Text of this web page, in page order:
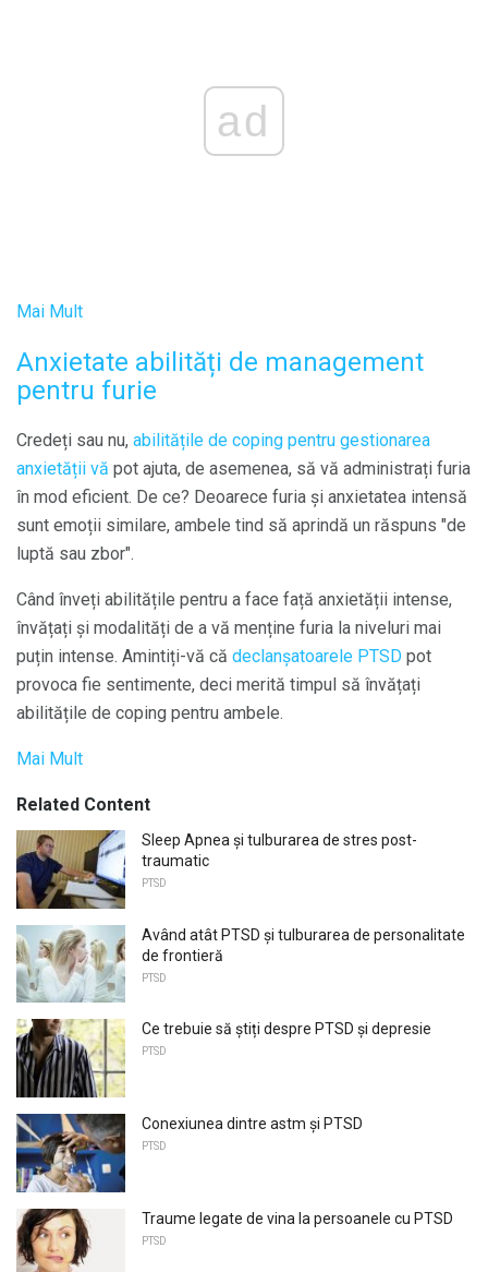
ad
Mai Mult
Anxietate abilități de management
pentru furie
Credeți sau nu, abilitățile de coping pentru gestionarea
anxietății vă pot ajuta, de asemenea, să vă administrați furia
în mod eficient. De ce? Deoarece furia și anxietatea intensă
sunt emoții similare, ambele tind să aprindă un răspuns "de
luptă sau zbor".
Când înveți abilitățile pentru a face față anxietății intense,
învățați și modalități de a vă menține furia la niveluri mai
puțin intense. Amintiți-vă că declanșatoarele PTSD pot
provoca fie sentimente, deci merită timpul să învățați
abilitățile de coping pentru ambele.
Mai Mult
Related Content
Sleep Apnea și tulburarea de stres post-
traumatic
PTSD
Având atât PTSD și tulburarea de personalitate
de frontieră
PTSD
Ce trebuie să știți despre PTSD și depresie
PTSD
Conexiunea dintre astm și PTSD
PTSD
Traume legate de vina la persoanele cu PTSD
PTSD